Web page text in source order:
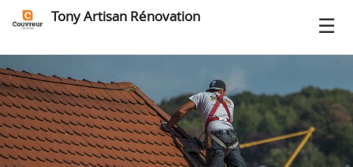
Tony Artisan Rénovation